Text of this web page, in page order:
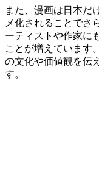
また、漫画は日本だ
メ化されることでさ
ーティストや作家に
ことが増えています
の文化や価値観を伝
す。